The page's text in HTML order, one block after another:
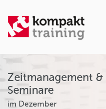
Zeitmanagement
Seminare
im Dezember